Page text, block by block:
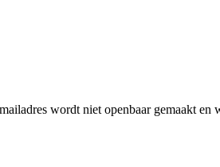
wordt niet openbaar gemaakt